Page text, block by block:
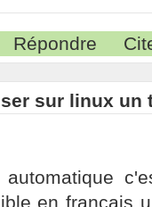
Répondre
sur linux un
automatique
en français